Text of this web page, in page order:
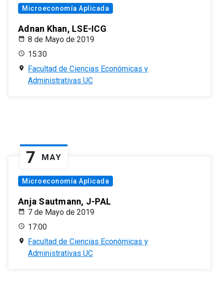
Microeconomía Aplicada
Adnan Khan, LSE-ICG
8 de Mayo de 2019
15:30
Facultad de Ciencias Económicas y
Administrativas UC
7 MAY
Microeconomía Aplicada
Anja Sautmann, J-PAL
7 de Mayo de 2019
17:00
Facultad de Ciencias Económicas y
Administrativas UC